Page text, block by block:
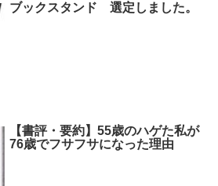
ブックスタンド 選定しました。
【書評・要約】55歳のハゲた私が
76歳でフサフサになった理由